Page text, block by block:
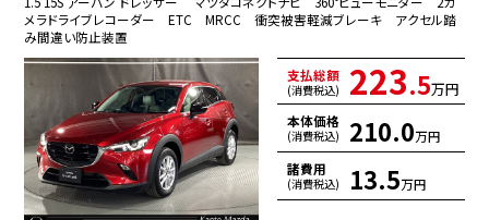
メラドライブレコーダー ETC MRCC 衝突被害軽減ブレーキ アクセル踏
み間違い防止装置
支払総額
(消費税込) 223.5万円
本体価格
(消費税込) 210.0万円
諸費用
(消費税込) 13.5万円